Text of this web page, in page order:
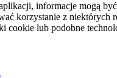
informacje mogą
korzystanie z
cookie lub podobne